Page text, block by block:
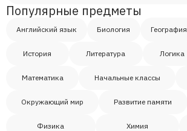
Популярные предметы
Английский язык Биология География
История Литература Логика
Математика Начальные классы
Окружающий мир Развитие памяти
Физика Химия